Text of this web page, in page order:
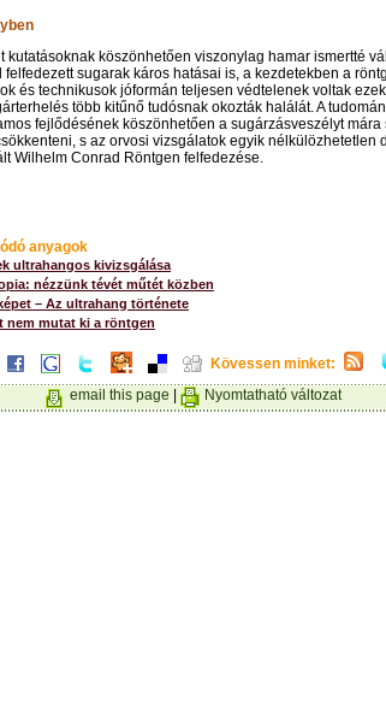
kutatásoknak köszönhetően viszonylag hamar ismertté
felfedezett sugarak káros hatásai is, a kezdetekben a
és technikusok jóformán teljesen védtelenek voltak
több kitűnő tudósnak okozták halálát. A
fejlődésének köszönhetően a sugárzásveszélyt mára
s az orvosi vizsgálatok egyik nélkülözhetetlen
Wilhelm Conrad Röntgen felfedezése.
anyagok
ultrahangos kivizsgálása
nézzünk tévét műtét közben
– Az ultrahang története
nem mutat ki a röntgen
Kövessen minket:
email this page
Nyomtatható változat